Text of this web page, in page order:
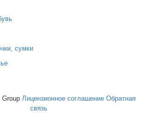
сумки
Лицензионное соглашение Обратная
связь